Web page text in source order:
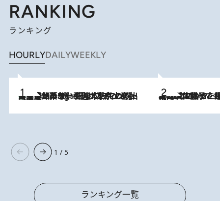
RANKING
ランキング
HOURLYDAILYWEEKLY
6 Hours Ago
【間違いのない王道・東京土産】資生堂パーラー 銀座本店でのみ出会える銘菓5選《極上プディング・濃厚チーズケーキ・ボンボンショコラほか》 2026.8.5
【阿川佐和子さんの年とる力】なぜ70代で始めた趣味は“こんなに楽しい”のか？ ピアノ、俳句…スランプに陥っても続けられる“ある秘訣”とは
1 / 5
ランキング一覧